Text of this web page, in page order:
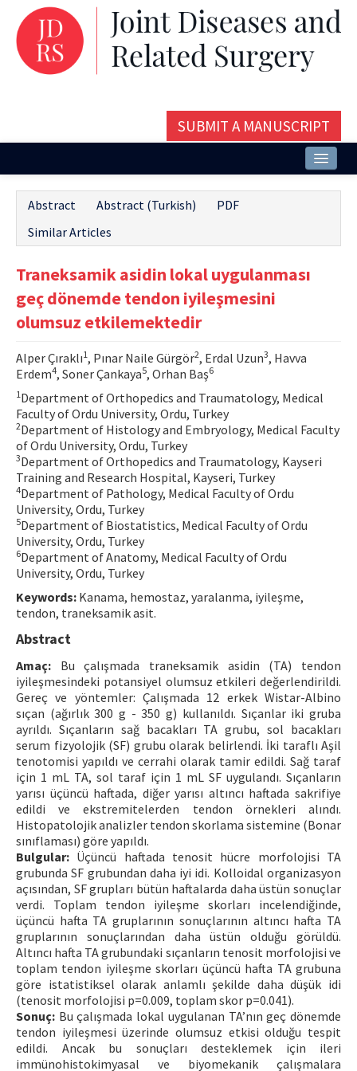
SUBMIT A MANUSCRIPT
Issues and Articles
Editorial Board
Instructions
Contact Us
E-ISSN: 2687-4792
Abstract Abstract (Turkish)
PDF
Similar Articles
Traneksamik asidin lokal uygulanması
geç dönemde tendon iyileşmesini
olumsuz etkilemektedir
Alper Çıraklı1, Pınar Naile Gürgör2, Erdal Uzun3, Havva
Erdem4, Soner Çankaya5, Orhan Baş6
1 Department of Orthopedics and Traumatology, Medical
Faculty of Ordu University, Ordu, Turkey
2Department of Histology and Embryology, Medical Faculty
of Ordu University, Ordu, Turkey
3Department of Orthopedics and Traumatology, Kayseri
Training and Research Hospital, Kayseri, Turkey
4Department of Pathology, Medical Faculty of Ordu
University, Ordu, Turkey
5Department of Biostatistics, Medical Faculty of Ordu
University, Ordu, Turkey
6Department of Anatomy, Medical Faculty of Ordu
University, Ordu, Turkey
Keywords: Kanama, hemostaz, yaralanma, iyileşme,
tendon, traneksamik asit.
Abstract
Amaç: Bu çalışmada traneksamik asidin (TA) tendon
iyileşmesindeki potansiyel olumsuz etkileri değerlendirildi.
Gereç ve yöntemler: Çalışmada 12 erkek Wistar-Albino
sıçan (ağırlık 300 g - 350 g) kullanıldı. Sıçanlar iki gruba
ayrıldı. Sıçanların sağ bacakları TA grubu, sol bacakları
serum fizyolojik (SF) grubu olarak belirlendi. İki taraflı Aşil
tenotomisi yapıldı ve cerrahi olarak tamir edildi. Sağ taraf
için 1 mL TA, sol taraf için 1 mL SF uygulandı. Sıçanların
yarısı üçüncü haftada, diğer yarısı altıncı haftada sakrifiye
edildi ve ekstremitelerden tendon örnekleri alındı.
Histopatolojik analizler tendon skorlama sistemine (Bonar
sınıflaması) göre yapıldı.
Bulgular: Üçüncü haftada tenosit hücre morfolojisi TA
grubunda SF grubundan daha iyi idi. Kolloidal organizasyon
açısından, SF grupları bütün haftalarda daha üstün sonuçlar
verdi. Toplam tendon iyileşme skorları incelendiğinde,
üçüncü hafta TA gruplarının sonuçlarının altıncı hafta TA
gruplarının sonuçlarından daha üstün olduğu görüldü.
Altıncı hafta TA grubundaki sıçanların tenosit morfolojisi ve
toplam tendon iyileşme skorları üçüncü hafta TA grubuna
göre istatistiksel olarak anlamlı şekilde daha düşük idi
(tenosit morfolojisi p=0.009, toplam skor p=0.041).
Sonuç: Bu çalışmada lokal uygulanan TA’nın geç dönemde
tendon iyileşmesi üzerinde olumsuz etkisi olduğu tespit
edildi. Ancak bu sonuçları desteklemek için ileri
immünohistokimyasal ve biyomekanik çalışmalara